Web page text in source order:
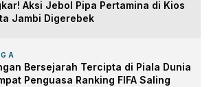
Aksi Jebol Pipa Pertamina di Kios
Jambi Digerebek
Bersejarah Tercipta di Piala Dunia
Penguasa Ranking FIFA Saling